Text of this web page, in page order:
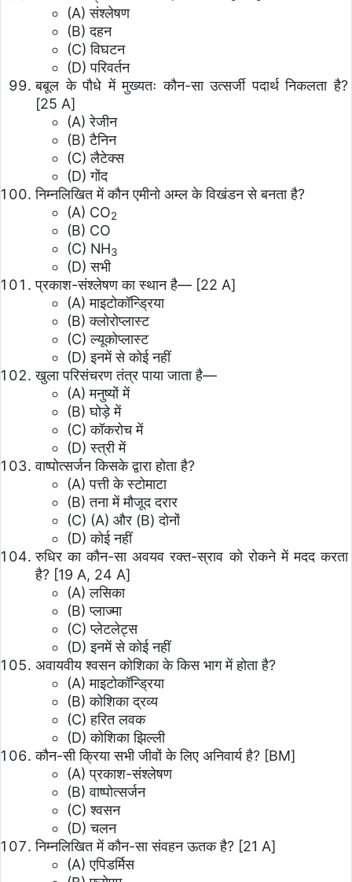
(A) संश्लेषण
(B) दहन
(C) विघटन
(D) परिवर्तन
बबूल के पौधे में मुख्यतः कौन-सा उत्सर्जी पदार्थ निकलता है?
[25 A]
(A) रेजीन
(B) टैनिन
(C) लैटेक्स
(D) गोंद
निम्नलिखित में कौन एमीनो अम्ल के विखंडन से बनता है?
(A) CO2
(B) CO
(C) NH3
(D) सभी
प्रकाश-संश्लेषण का स्थान है— [22 A]
(A) माइटोकॉन्ड्रिया
(B) क्लोरोप्लास्ट
(C) ल्यूकोप्लास्ट
(D) इनमें से कोई नहीं
खुला परिसंचरण तंत्र पाया जाता है—
(A) मनुष्यों में
(B) घोड़े में
(C) कॉकरोच में
(D) स्त्री में
वाष्पोत्सर्जन किसके द्वारा होता है?
(A) पत्ती के स्टोमाटा
(B) तना में मौजूद दरार
(C) (A) और (B) दोनों
(D) कोई नहीं
रुधिर का कौन-सा अवयव रक्त-स्राव को रोकने में मदद करता
है? [19 A, 24 A]
(A) लसिका
(B) प्लाज्मा
(C) प्लेटलेट्स
(D) इनमें से कोई नहीं
अवायवीय श्वसन कोशिका के किस भाग में होता है?
(A) माइटोकॉन्ड्रिया
(B) कोशिका द्रव्य
(C) हरित लवक
(D) कोशिका झिल्ली
कौन-सी क्रिया सभी जीवों के लिए अनिवार्य है? [BM]
(A) प्रकाश-संश्लेषण
(B) वाष्पोत्सर्जन
(C) श्वसन
(D) चलन
निम्नलिखित में कौन-सा संवहन ऊतक है? [21 A]
(A) एपिडर्मिस